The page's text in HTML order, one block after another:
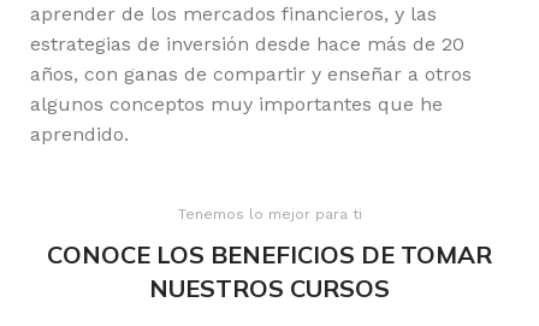
aprender de los mercados financieros, y las
estrategias de inversión desde hace más de 20
años, con ganas de compartir y enseñar a otros
algunos conceptos muy importantes que he
aprendido.
Tenemos lo mejor para ti
CONOCE LOS BENEFICIOS DE TOMAR
NUESTROS CURSOS